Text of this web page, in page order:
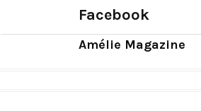
Facebook
Amélie Magazine